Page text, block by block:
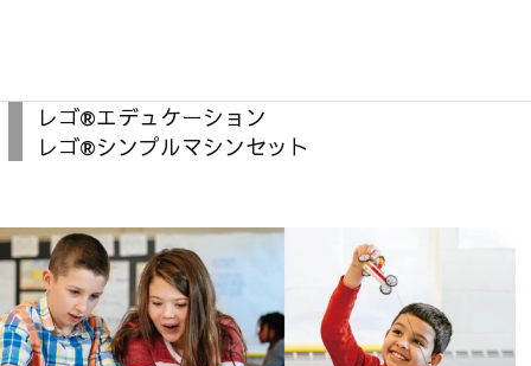
レゴ®︎エデュケーション
レゴ®︎シンプルマシンセット